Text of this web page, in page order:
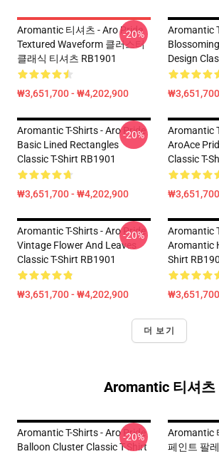
Aromantic 티셔츠 - Aro Pride
Textured Waveform 클러스터
클래식 티셔츠 RB1901
₩3,651,700 - ₩4,202,900
-20%
Aromantic
Design
Aromantic T-Shirts - Aro Pride
Basic Lined Rectangles
Classic T-Shirt RB1901
₩3,651,700 - ₩4,202,900
-20%
Aromantic
AroAce
Classic T-
Aromantic T-Shirts - Aro Pride
Vintage Flower And Leaves
Classic T-Shirt RB1901
₩3,651,700 - ₩4,202,900
-20%
Aromantic
Aromantic
Shirt
더 보기
Aromantic 티셔츠
Aromantic T-Shirts - Aro Pride
Balloon Cluster Classic T-Shirt
-20%
Aromantic
페인트 팔